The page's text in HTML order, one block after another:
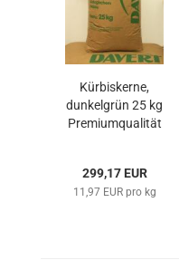
Kürbiskerne,
dunkelgrün 25 kg
Premiumqualität
299,17 EUR
11,97 EUR pro kg